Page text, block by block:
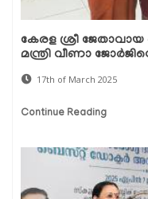
കേരള ശ്രീ
മന്ത്രി വീണാ
17th of March 2025
Continue Reading